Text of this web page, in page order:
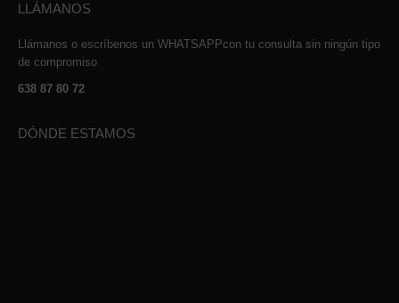
LLÁMANOS
Llámanos o escríbenos un WHATSAPPcon tu consulta sin ningún tipo
de compromiso
638 87 80 72
DÓNDE ESTAMOS